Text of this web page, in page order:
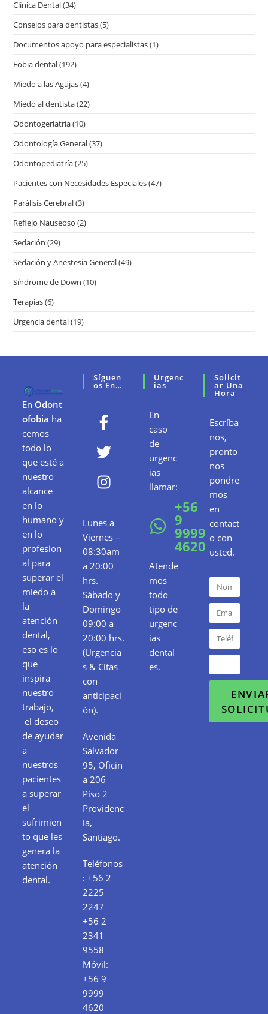
Clínica Dental(34)
Consejos para dentistas(5)
Documentos apoyo para especialistas(1)
Fobia dental(192)
Miedo a las Agujas(4)
Miedo al dentista(22)
Odontogeriatría(10)
Odontología General(37)
Odontopediatría(25)
Pacientes con Necesidades Especiales(47)
Parálisis Cerebral(3)
Reflejo Nauseoso (2)
Sedación (29)
Sedación y Anestesia General(49)
Síndrome de Down (10)
Terapias(6)
Urgencia dental(19)
En Odont
ofobia ha
cemos
todo lo
que esté a
nuestro
alcance
en lo
humano y
en lo
profesion
al para
superar el
miedo a
la
atención
dental,
eso es lo
que
inspira
nuestro
trabajo,
el deseo
de ayudar
a
nuestros
pacientes
a superar
el
sufrimien
to que les
genera la
atención
dental.
Síguen
Os En…
Lunes a
Viernes –
08:30am
a 20:00
hrs.
Sábado y
Domingo
09:00 a
20:00 hrs.
(Urgencia
s & Citas
con
anticipaci
ón).
Avenida
Salvador
95, Oficin
a 206
Piso 2
Providenc
ia,
Santiago.
Teléfonos
:+56 2
2225
2247
+56 2
2341
9558
Móvil:
+56 9
9999
4620
Urgenc
Ias
En
caso
de
urgenc
ias
llamar:
+56
9
9999
4620
Atende
mos
todo
tipo de
urgenc
ias
dental
es.
Solicit
Ar Una
Hora
Escríba
nos,
pronto
nos
pondre
mos
en
contact
o con
usted.